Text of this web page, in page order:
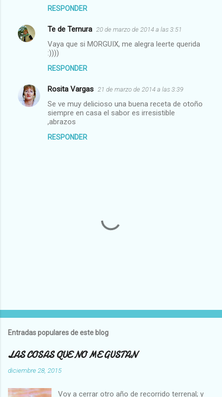
RESPONDER
Te de Ternura 20 de marzo de 2014 a las 3:51
Vaya que si MORGUIX, me alegra leerte querida
:))))
RESPONDER
Rosita Vargas 21 de marzo de 2014 a las 3:39
Se ve muy delicioso una buena receta de otoño
siempre en casa el sabor es irresistible
,abrazos
RESPONDER
l
c
a
r
n
Entradas populares de este blog
LAS COSAS QUE NO ME GUSTAN
diciembre 28, 2015
Voy a cerrar otro año de recorrido terrenal; y